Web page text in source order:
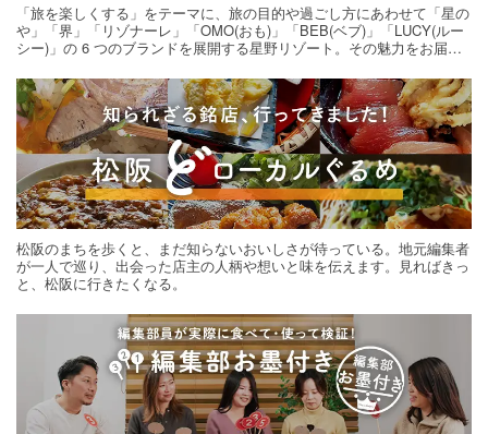
「旅を楽しくする」をテーマに、旅の目的や過ごし方にあわせて「星の
や」「界」「リゾナーレ」「OMO(おも)」「BEB(ベブ)」「LUCY(ルー
シー)」の 6 つのブランドを展開する星野リゾート。その魅力をお届け
松阪のまちを歩くと、まだ知らないおいしさが待っている。地元編集者
が一人で巡り、出会った店主の人柄や想いと味を伝えます。見ればきっ
と、松阪に行きたくなる。